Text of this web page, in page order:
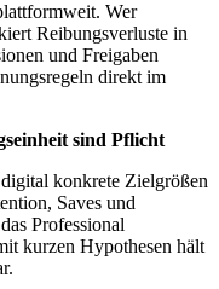
Wer
Reibungsverluste in
und Freigaben
direkt im
sind Pflicht
konkrete Zielgrößen
Saves und
Professional
kurzen Hypothesen hält